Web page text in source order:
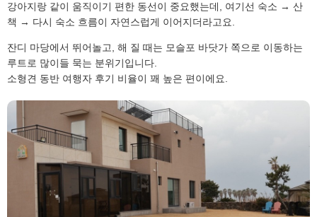
강아지랑 같이 움직이기 편한 동선이 중요했는데, 여기선 숙소 → 산
책 → 다시 숙소 흐름이 자연스럽게 이어지더라고요.
잔디 마당에서 뛰어놀고, 해 질 때는 모슬포 바닷가 쪽으로 이동하는
루트로 많이들 묵는 분위기입니다.
소형견 동반 여행자 후기 비율이 꽤 높은 편이에요.